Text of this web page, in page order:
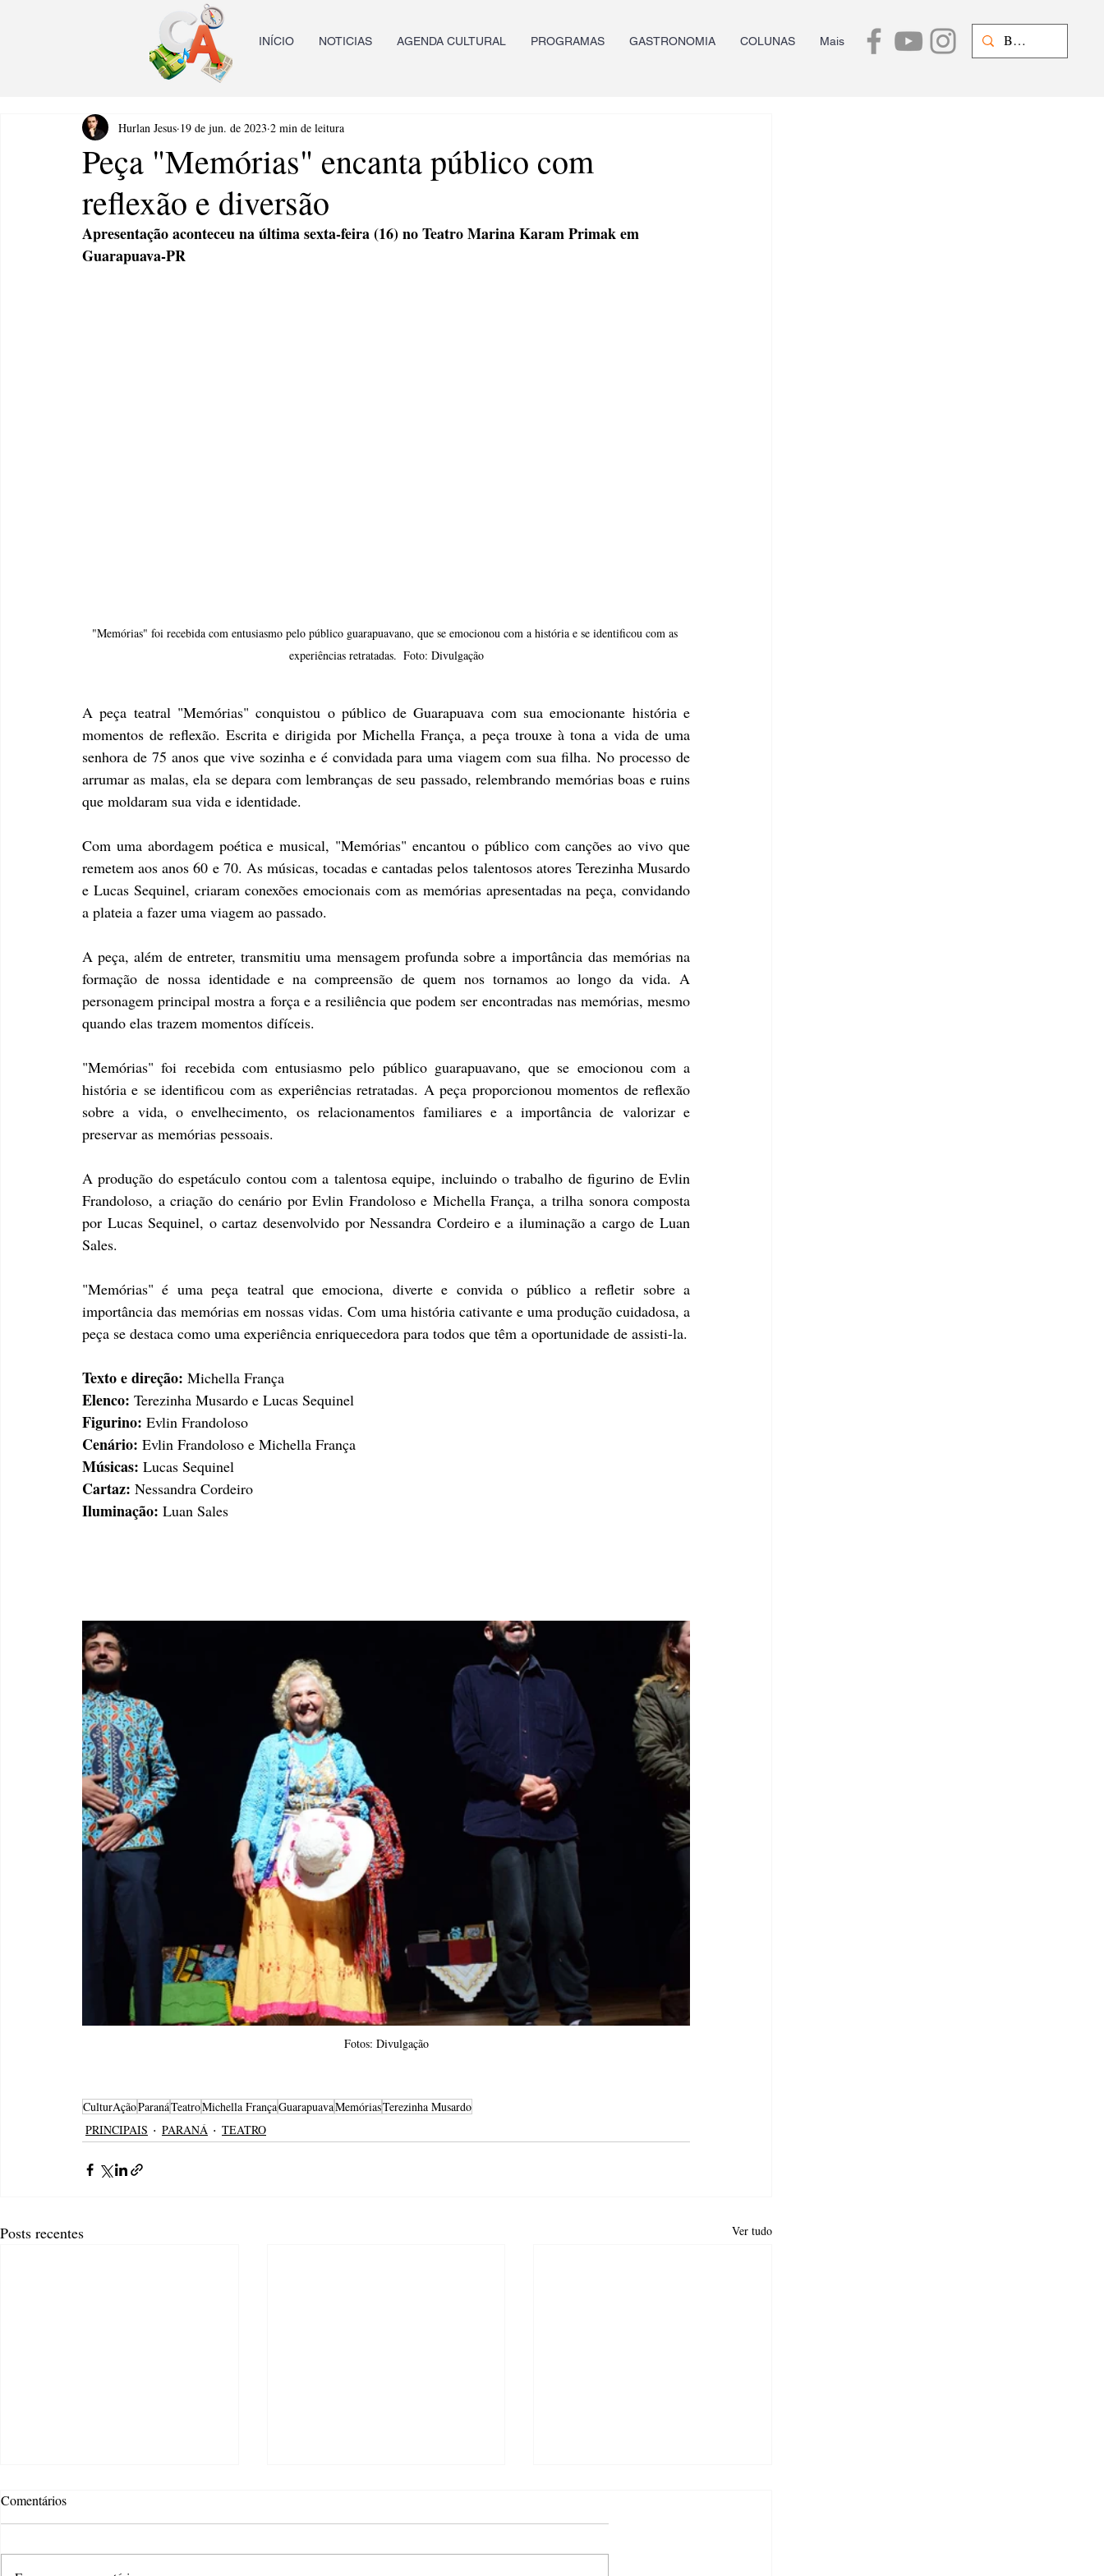
INÍCIO NOTICIAS AGENDA CULTURAL PROGRAMAS GASTRONOMIA COLUNAS Mais
Peça "Memórias" encanta público com
reflexão e diversão
Hurlan Jesus 19 de jun. de 2023 2 min de leitura
Apresentação aconteceu na última sexta-feira (16) no Teatro Marina Karam Primak em
Guarapuava-PR
"Memórias" foi recebida com entusiasmo pelo público guarapuavano, que se emocionou com a história e se identificou com as
experiências retratadas.  Foto: Divulgação
A peça teatral "Memórias" conquistou o público de Guarapuava com sua emocionante história e
momentos de reflexão. Escrita e dirigida por Michella França, a peça trouxe à tona a vida de uma
senhora de 75 anos que vive sozinha e é convidada para uma viagem com sua filha. No processo de
arrumar as malas, ela se depara com lembranças de seu passado, relembrando memórias boas e ruins
que moldaram sua vida e identidade.
Com uma abordagem poética e musical, "Memórias" encantou o público com canções ao vivo que
remetem aos anos 60 e 70. As músicas, tocadas e cantadas pelos talentosos atores Terezinha Musardo
e Lucas Sequinel, criaram conexões emocionais com as memórias apresentadas na peça, convidando
a plateia a fazer uma viagem ao passado.
A peça, além de entreter, transmitiu uma mensagem profunda sobre a importância das memórias na
formação de nossa identidade e na compreensão de quem nos tornamos ao longo da vida. A
personagem principal mostra a força e a resiliência que podem ser encontradas nas memórias, mesmo
quando elas trazem momentos difíceis.
"Memórias" foi recebida com entusiasmo pelo público guarapuavano, que se emocionou com a
história e se identificou com as experiências retratadas. A peça proporcionou momentos de reflexão
sobre a vida, o envelhecimento, os relacionamentos familiares e a importância de valorizar e
preservar as memórias pessoais.
A produção do espetáculo contou com a talentosa equipe, incluindo o trabalho de figurino de Evlin
Frandoloso, a criação do cenário por Evlin Frandoloso e Michella França, a trilha sonora composta
por Lucas Sequinel, o cartaz desenvolvido por Nessandra Cordeiro e a iluminação a cargo de Luan
Sales.
"Memórias" é uma peça teatral que emociona, diverte e convida o público a refletir sobre a
importância das memórias em nossas vidas. Com uma história cativante e uma produção cuidadosa, a
peça se destaca como uma experiência enriquecedora para todos que têm a oportunidade de assisti-la.
Texto e direção: Michella França
Elenco: Terezinha Musardo e Lucas Sequinel
Figurino: Evlin Frandoloso
Cenário: Evlin Frandoloso e Michella França
Músicas: Lucas Sequinel
Cartaz: Nessandra Cordeiro
Iluminação: Luan Sales
Fotos: Divulgação
CulturAçãoParanáTeatroMichella FrançaGuarapuavaMemóriasTerezinha Musardo
PRINCIPAIS
PARANÁ TEATRO
Posts recentes Ver tudo
Comentários